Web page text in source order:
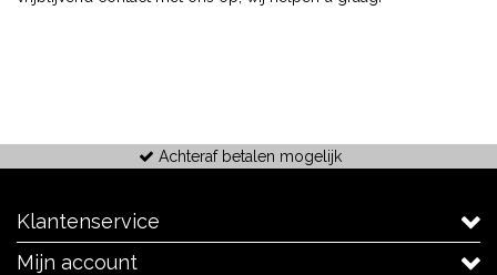
Achteraf betalen mogelijk
Klantenservice
Mijn account